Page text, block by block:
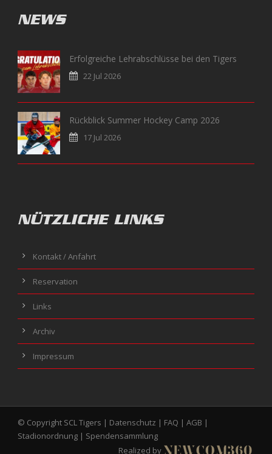
NEWS
Erfolgreiche Lehrabschlüsse bei den Tigers
22 Jul 2026
Rückblick Summer Hockey Camp 2026
17 Jul 2026
NÜTZLICHE LINKS
Kontakt / Anfahrt
Reservation
Links
Archiv
Impressum
© Copyright SCL Tigers | Datenschutz | FAQ | AGB |
Stadionordnung | Spendensammlung
Realized by